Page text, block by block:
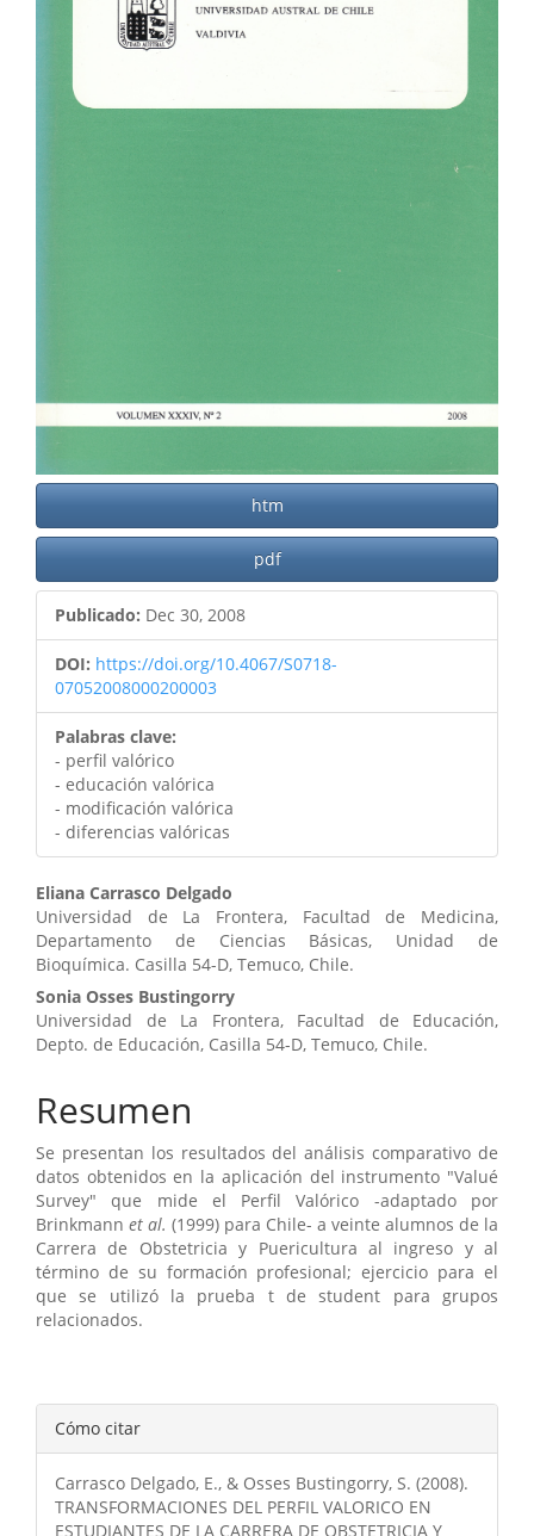
htm
pdf
Publicado: Dec 30, 2008
DOI: https://doi.org/10.4067/S0718-
07052008000200003
Palabras clave:
- perfil valórico
- educación valórica
- modificación valórica
- diferencias valóricas
Contenido
principal
del
artículo
Eliana Carrasco Delgado
Universidad de La Frontera, Facultad de Medicina,
Departamento de Ciencias Básicas, Unidad de
Bioquímica. Casilla 54-D, Temuco, Chile.
Sonia Osses Bustingorry
Universidad de La Frontera, Facultad de Educación,
Depto. de Educación, Casilla 54-D, Temuco, Chile.
Resumen
Se presentan los resultados del análisis comparativo de
datos obtenidos en la aplicación del instrumento "Valué
Survey" que mide el Perfil Valórico -adaptado por
Brinkmann et al. (1999) para Chile- a veinte alumnos de la
Carrera de Obstetricia y Puericultura al ingreso y al
término de su formación profesional; ejercicio para el
que se utilizó la prueba t de student para grupos
relacionados.
Detalles
del
artículo
Cómo citar
Carrasco Delgado, E., & Osses Bustingorry, S. (2008).
TRANSFORMACIONES DEL PERFIL VALORICO EN
ESTUDIANTES DE LA CARRERA DE OBSTETRICIA Y